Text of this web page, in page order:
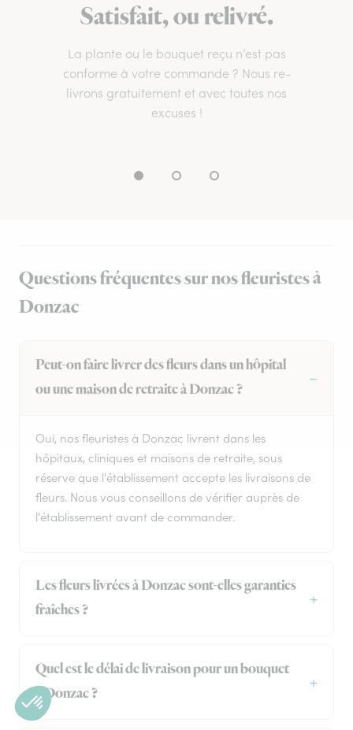
Satisfait, ou relivré.
La plante ou le bouquet reçu n’est pas
conforme à votre commande ? Nous re-
livrons gratuitement et avec toutes nos
excuses !
Questions fréquentes sur nos fleuristes à
Donzac
Peut-on faire livrer des fleurs dans un hôpital
ou une maison de retraite à Donzac ?
Oui, nos fleuristes à Donzac livrent dans les
hôpitaux, cliniques et maisons de retraite, sous
réserve que l'établissement accepte les livraisons de
fleurs. Nous vous conseillons de vérifier auprès de
l'établissement avant de commander.
Les fleurs livrées à Donzac sont-elles garanties
fraîches ?
Quel est le délai de livraison pour un bouquet
à Donzac ?